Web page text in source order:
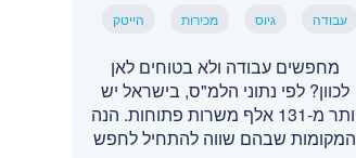
עבודה גיוס מכירות הייטק
מחפשים עבודה ולא בטוחים לאן
לכוון? לפי נתוני הלמ"ס, בישראל יש
יותר מ-131 אלף משרות פתוחות. הנה
המקומות שבהם שווה להתחיל לחפש